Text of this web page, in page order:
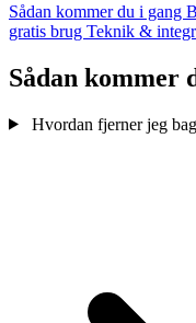
Sådan kommer du i gang
gratis brug Teknik &
Sådan kommer
Hvordan fjerner jeg